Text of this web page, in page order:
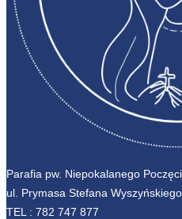
Parafia pw. Niepokalanego
ul. Prymasa Stefana
TEL : 782 747 877